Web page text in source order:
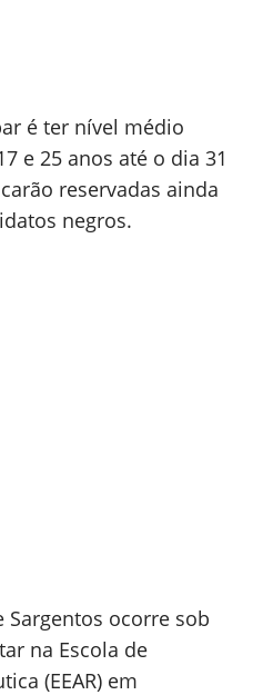
é ter nível médio
e 25 anos até o dia 31
reservadas ainda
negros.
Sargentos ocorre sob
na Escola de
(EEAR) em